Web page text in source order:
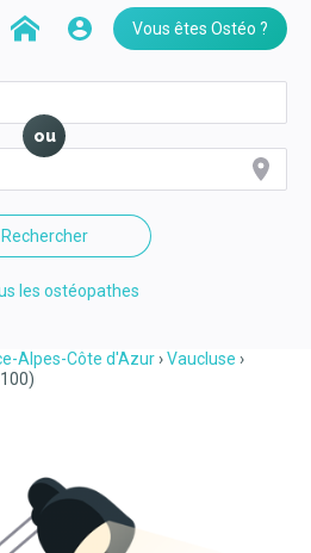
Vous êtes Ostéo ?
ou
Rechercher
les ostéopathes
Alpes-Côte d'Azur
Vaucluse